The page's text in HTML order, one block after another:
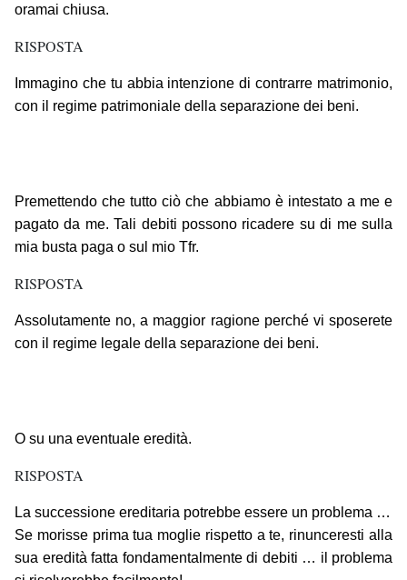
oramai chiusa.
RISPOSTA
Immagino che tu abbia intenzione di contrarre matrimonio,
con il regime patrimoniale della separazione dei beni.
Premettendo che tutto ciò che abbiamo è intestato a me e
pagato da me. Tali debiti possono ricadere su di me sulla
mia busta paga o sul mio Tfr.
RISPOSTA
Assolutamente no, a maggior ragione perché vi sposerete
con il regime legale della separazione dei beni.
O su una eventuale eredità.
RISPOSTA
La successione ereditaria potrebbe essere un problema …
Se morisse prima tua moglie rispetto a te, rinunceresti alla
sua eredità fatta fondamentalmente di debiti … il problema